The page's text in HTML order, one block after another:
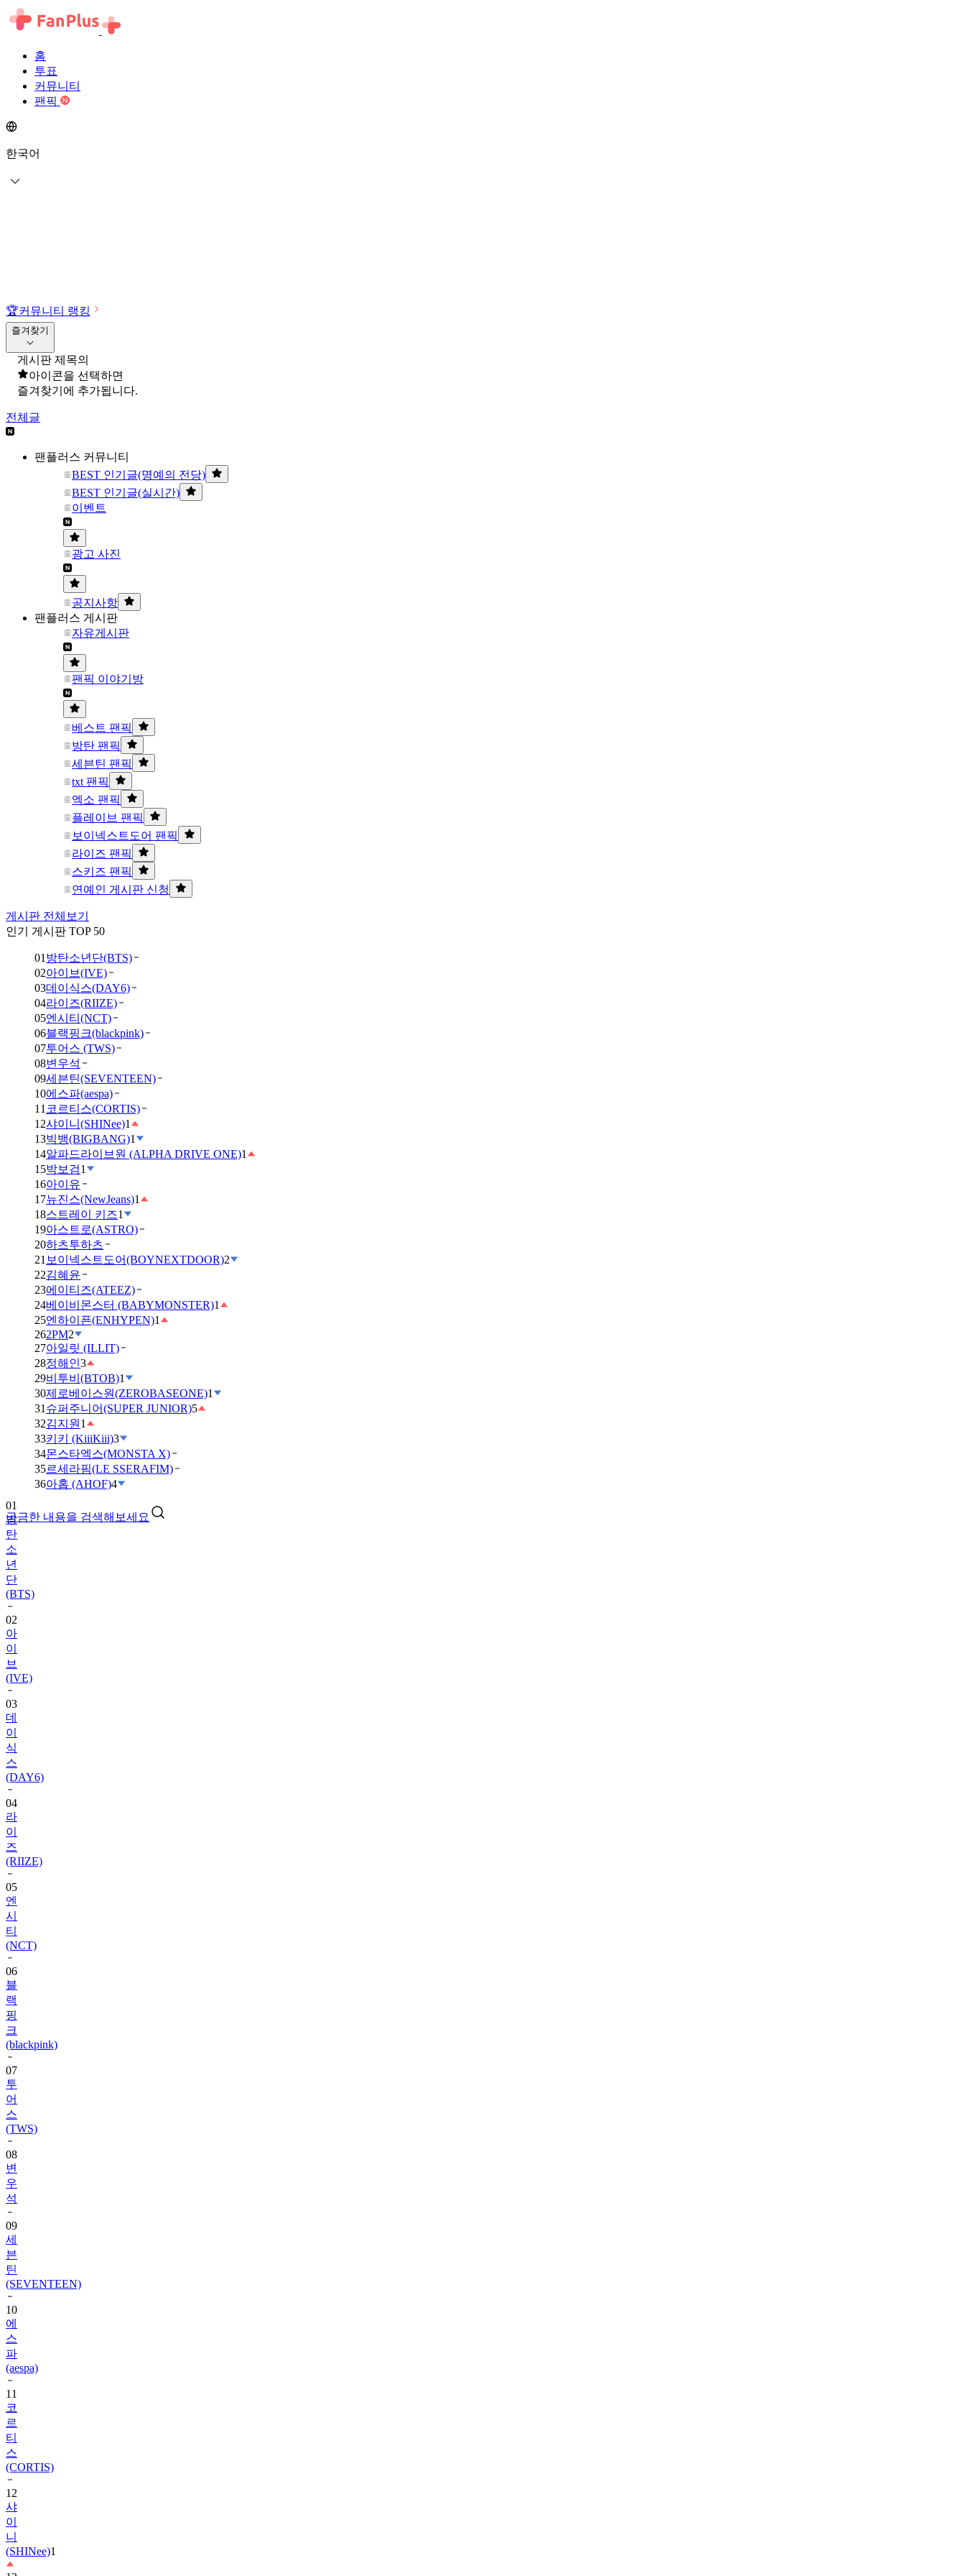
홈
투표
커뮤니티
팬픽
한국어
🏆커뮤니티 랭킹
즐겨찾기
게시판 제목의
아이콘을 선택하면
즐겨찾기에 추가됩니다.
전체글
팬플러스 커뮤니티
BEST 인기글(명예의 전당)
BEST 인기글(실시간)
이벤트
광고 사진
공지사항
팬플러스 게시판
자유게시판
팬픽 이야기방
베스트 팬픽
방탄 팬픽
세븐틴 팬픽
txt 팬픽
엑소 팬픽
플레이브 팬픽
보이넥스트도어 팬픽
라이즈 팬픽
스키즈 팬픽
연예인 게시판 신청
게시판 전체보기
인기 게시판 TOP 50
01 방탄소년단(BTS)
02아이브(IVE)
03데이식스(DAY6)
04라이즈(RIIZE)
05엔시티(NCT)
06블랙핑크(blackpink)
07투어스 (TWS)
08변우석
09세븐틴(SEVENTEEN)
10에스파(aespa)
11 코르티스(CORTIS)
12샤이니(SHINee)1
13빅뱅(BIGBANG)1
14알파드라이브원 (ALPHA DRIVE ONE)1
15박보검1
16아이유
17뉴진스(NewJeans)1
18스트레이 키즈1
19아스트로(ASTRO)
20하츠투하츠
21 보이넥스트도어(BOYNEXTDOOR)2
22김혜윤
23에이티즈(ATEEZ)
24베이비몬스터 (BABYMONSTER)1
25엔하이픈(ENHYPEN)1
262PM2
27아일릿 (ILLIT)
28정해인3
29비투비(BTOB)1
30제로베이스원(ZEROBASEONE)1
31 슈퍼주니어(SUPER JUNIOR)5
32김지원 1
33키키 (KiiiKiii)3
34몬스타엑스(MONSTA X)
35르세라핌(LE SSERAFIM)
36아홉 (AHOF)4
궁금한 내용을 검색해보세요
탄
소
년
단
(BTS)
02
아
이
브
(IVE)
03
데
이
식
스
(DAY6)
04
라
이
즈
(RIIZE)
05
엔
시
티
(NCT)
06
블
랙
핑
크
(blackpink)
07
투
어
스
(TWS)
08
변
우
석
09
세
븐
틴
(SEVENTEEN)
10
에
스
파
(aespa)
11
코
르
티
스
(CORTIS)
12
샤
이
니
(SHINee)
13
빅